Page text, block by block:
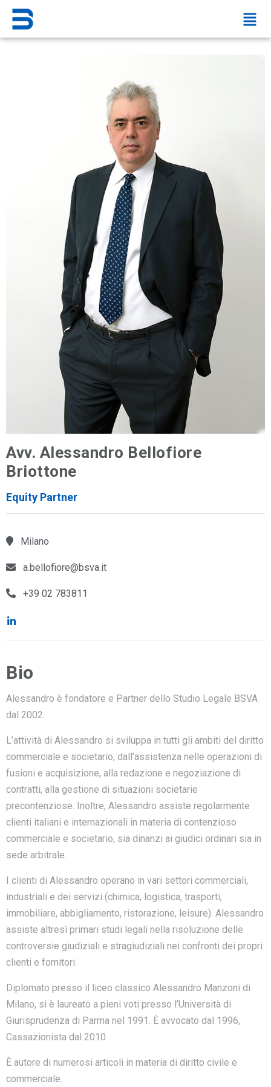
Avv. Alessandro Bellofiore
Briottone
Equity Partner
Milano
a.bellofiore@bsva.it
+39 02 783811
Bio
Alessandro è fondatore e Partner dello Studio Legale BSVA
dal 2002.
L’attività di Alessandro si sviluppa in tutti gli ambiti del diritto
commerciale e societario, dall’assistenza nelle operazioni di
fusioni e acquisizione, alla redazione e negoziazione di
contratti, alla gestione di situazioni societarie
precontenziose. Inoltre, Alessandro assiste regolarmente
clienti italiani e internazionali in materia di contenzioso
commerciale e societario, sia dinanzi ai giudici ordinari sia in
sede arbitrale.
I clienti di Alessandro operano in vari settori commerciali,
industriali e dei servizi (chimica, logistica, trasporti,
immobiliare, abbigliamento, ristorazione, leisure). Alessandro
assiste altresì primari studi legali nella risoluzione delle
controversie giudiziali e stragiudiziali nei confronti dei propri
clienti e fornitori.
Diplomato presso il liceo classico Alessandro Manzoni di
Milano, si è laureato a pieni voti presso l’Università di
Giurisprudenza di Parma nel 1991. È avvocato dal 1996,
Cassazionista dal 2010.
È autore di numerosi articoli in materia di diritto civile e
commerciale.